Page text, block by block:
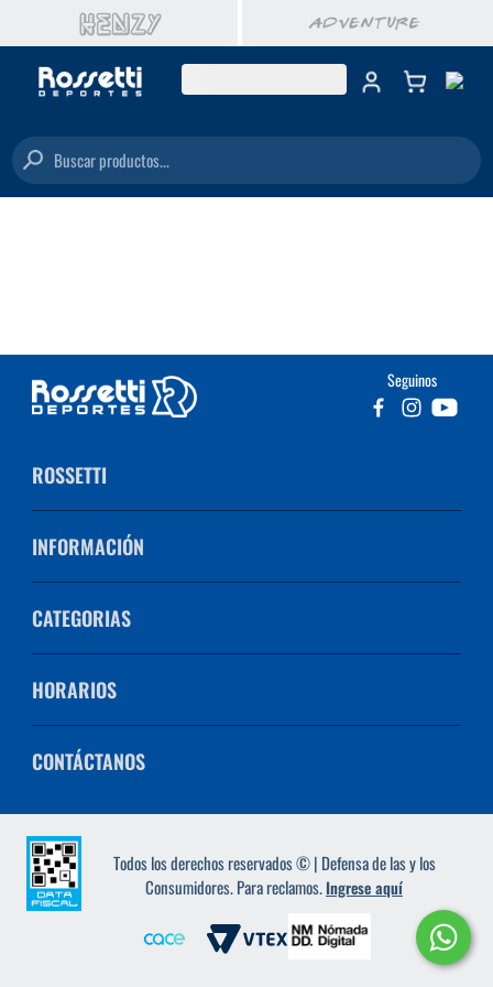
Buscar productos...
Seguinos
ROSSETTI
INFORMACIÓN
CATEGORIAS
HORARIOS
CONTÁCTANOS
Todos los derechos reservados © | Defensa de las y los
Consumidores. Para reclamos.Ingrese aquí